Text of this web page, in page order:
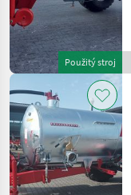
Použitý stroj